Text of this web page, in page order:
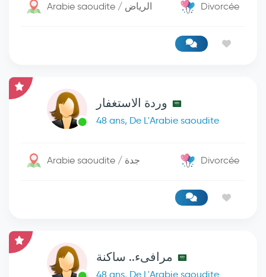
Arabie saoudite / الرياض Divorcée
وردة الاستغفار
48 ans, De L'Arabie saoudite
Arabie saoudite / جدة Divorcée
مرافىء.. ساكنة
48 ans, De L'Arabie saoudite